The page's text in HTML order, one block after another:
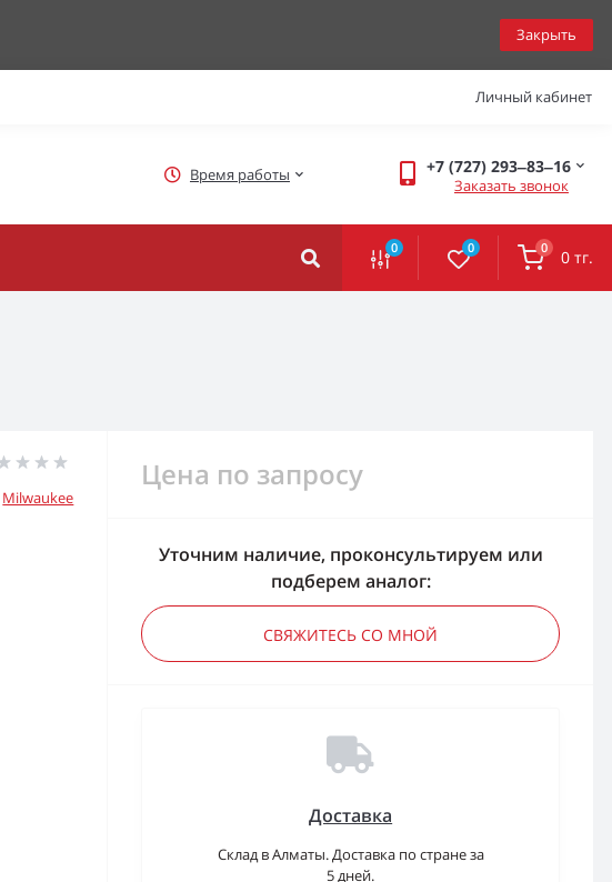
Закрыть
Личный кабинет
Время работы +7 (727) 293‒83‒16
Заказать звонок
0 0 0 0 тг.
Milwaukee
Цена по запросу
Уточним наличие, проконсультируем или
подберем аналог:
СВЯЖИТЕСЬ СО МНОЙ
Доставка
Склад в Алматы. Доставка по стране за
5 дней.